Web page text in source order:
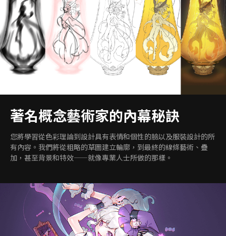
著名概念藝術家的內幕秘訣
您將學習從色彩理論到設計具有表情和個性的臉以及服裝設計的所
有內容。我們將從粗略的草圖建立輪廓，到最終的線條藝術、疊
加，甚至背景和特效——就像專業人士所做的那樣。